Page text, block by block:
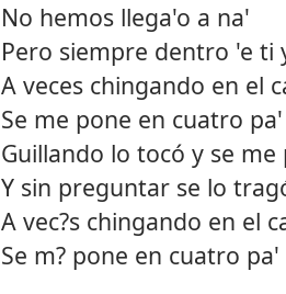
No hemos llega'o a na'
Pero siempre dentro 'e ti
A veces chingando en el
Se me pone en cuatro
Guillando lo tocó y se me
Y sin preguntar se lo
A vec?s chingando en el
Se m? pone en cuatro